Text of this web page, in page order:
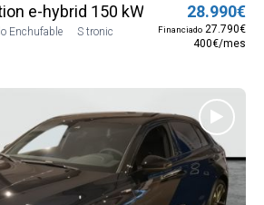
e-hybrid 150 kW (204 CV) S
Enchufable S tronic
28.990€
Financiado 27.790€
400€/mes